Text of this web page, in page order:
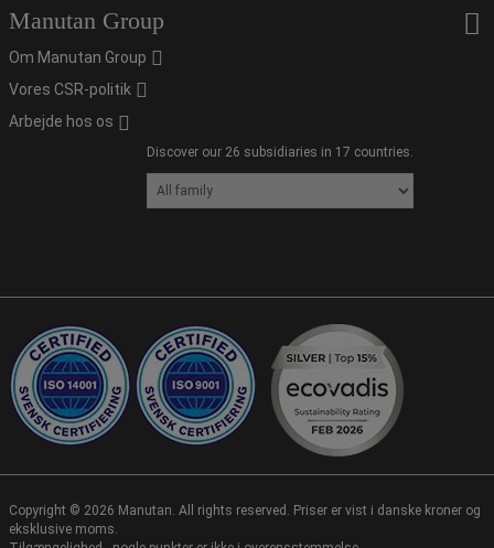
Manutan Group
Om Manutan Group
Vores CSR-politik
Arbejde hos os
Discover our 26 subsidiaries in 17 countries.
Copyright © 2026 Manutan. All rights reserved. Priser er vist i danske kroner og
eksklusive moms.